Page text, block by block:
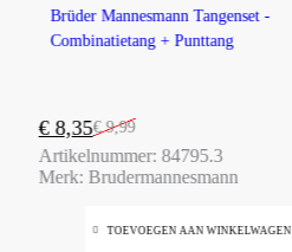
-16%
Brüder Mannesmann Tangenset -
Combinatietang + Punttang
€9,99
Oorspronkelijke
prijs
was:
€8,35
Huidige
prijs
is:
Artikelnummer: 84795.3
Merk: Brudermannesmann
TOEVOEGEN AAN WINKELWAGEN